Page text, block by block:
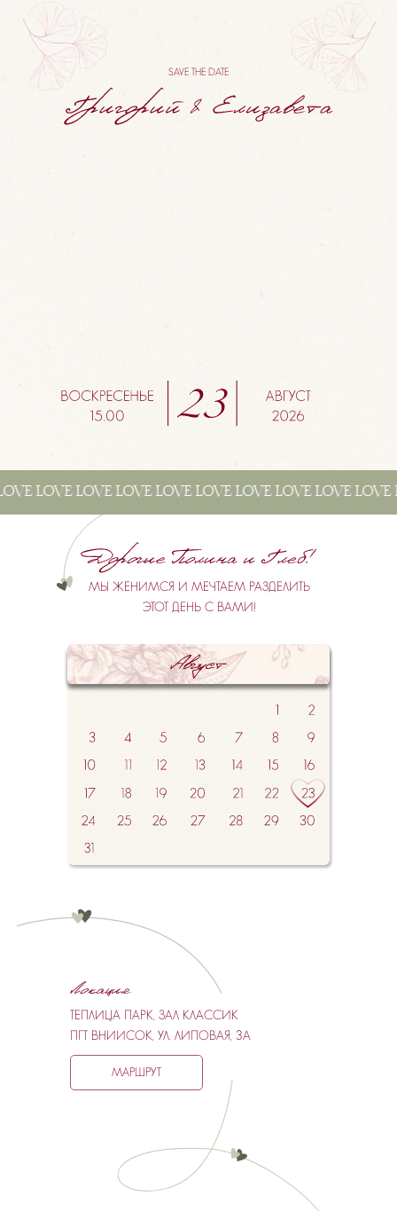
SAVE THE DATE
LOVE LOVE LOVE LOVE LOVE LOVE LOVE LOVE
МЫ ЖЕНИМСЯ И МЕЧТАЕМ РАЗДЕЛИТЬ
ЭТОТ ДЕНЬ С ВАМИ!
ТЕПЛИЦА ПАРК, ЗАЛ КЛАССИК
ПГТ ВНИИСОК, УЛ. ЛИПОВАЯ, 3А
МАРШРУТ